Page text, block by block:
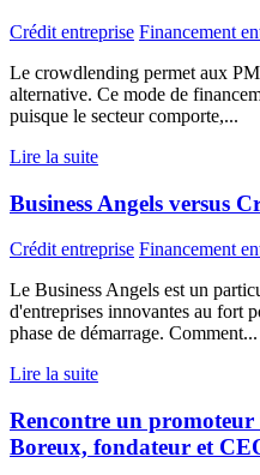
Crédit entreprise Financement
Le crowdlending permet aux
alternative. Ce mode de
puisque le secteur comporte,...
Lire la suite
Business Angels versus
Crédit entreprise Financement
Le Business Angels est un
d'entreprises innovantes au fort
phase de démarrage. Comment...
Lire la suite
Rencontre un
Boreux, fondateur et